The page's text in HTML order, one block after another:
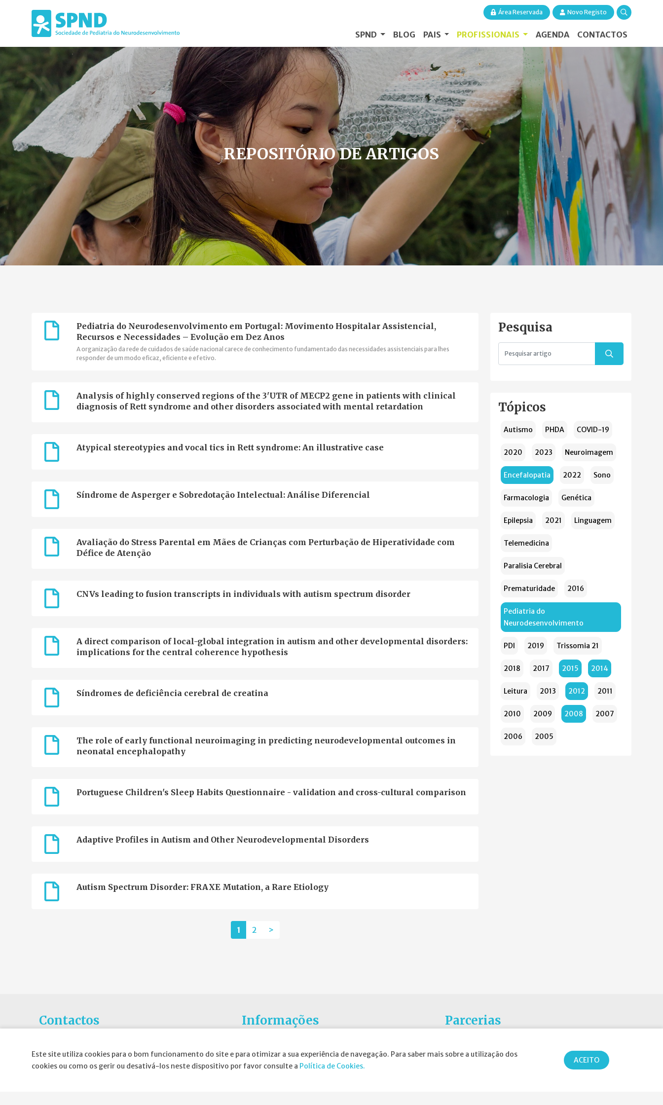
Este site utiliza cookies para o bom funcionamento do site e para otimizar a sua experiência de navegação. Para saber mais sobre a utilização dos
cookies ou como os gerir ou desativá-los neste dispositivo por favor consulte a Política de Cookies.
ACEITO
Área Reservada Novo Registo
SPND BLOG PAIS PROFISSIONAIS AGENDA CONTACTOS
REPOSITÓRIO DE ARTIGOS
Pediatria do Neurodesenvolvimento em Portugal: Movimento Hospitalar Assistencial,
Recursos e Necessidades – Evolução em Dez Anos
A organização da rede de cuidados de saúde nacional carece de conhecimento fundamentado das necessidades assistenciais para lhes
responder de um modo eficaz, eficiente e efetivo.
Analysis of highly conserved regions of the 3'UTR of MECP2 gene in patients with clinical
diagnosis of Rett syndrome and other disorders associated with mental retardation
Atypical stereotypies and vocal tics in Rett syndrome: An illustrative case
Síndrome de Asperger e Sobredotação Intelectual: Análise Diferencial
Avaliação do Stress Parental em Mães de Crianças com Perturbação de Hiperatividade com
Défice de Atenção
CNVs leading to fusion transcripts in individuals with autism spectrum disorder
A direct comparison of local-global integration in autism and other developmental disorders:
implications for the central coherence hypothesis
Síndromes de deficiência cerebral de creatina
The role of early functional neuroimaging in predicting neurodevelopmental outcomes in
neonatal encephalopathy
Portuguese Children's Sleep Habits Questionnaire - validation and cross-cultural comparison
Adaptive Profiles in Autism and Other Neurodevelopmental Disorders
Autism Spectrum Disorder: FRAXE Mutation, a Rare Etiology
1 2 >
Pesquisa
Tópicos
Autismo PHDA COVID-19
2020 2023 Neuroimagem
Encefalopatia 2022 Sono
Farmacologia Genética
Epilepsia 2021 Linguagem
Telemedicina
Paralisia Cerebral
Prematuridade 2016
Pediatria do
Neurodesenvolvimento
PDI 2019 Trissomia 21
2018 2017 2015 2014
Leitura 2013 2012 2011
2010 2009 2008 2007
2006 2005
Contactos
1990-601 Lisboa
geral@spnd-spp.com
Informações
Agenda
Parcerias